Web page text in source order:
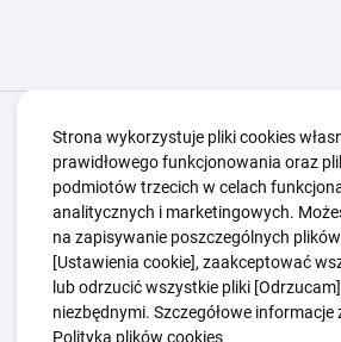
Igrzyska Paralimpijskie O
Kwalifikacje ZSK
Kluby
Edukacja
Guttmanny
Polityka Ochrony Dzieci
Polityka plików cookie
Strona wykorzystuje pliki cookies
prawidłowego funkcjonowania oraz
podmiotów trzecich w celach
analitycznych i marketingowych.
na zapisywanie poszczególnych
[Ustawienia cookie], zaakceptować
lub odrzucić wszystkie pliki
niezbędnymi. Szczegółowe informacje
Polityka plików cookies